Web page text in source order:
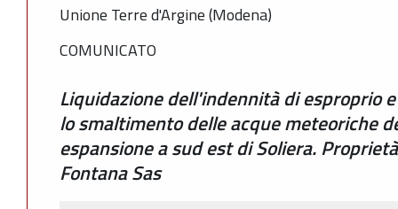
Unione Terre d'Argine (Modena)
COMUNICATO
Liquidazione dell'indennità di esproprio
lo smaltimento delle acque meteoriche
espansione a sud est di Soliera.
Fontana Sas